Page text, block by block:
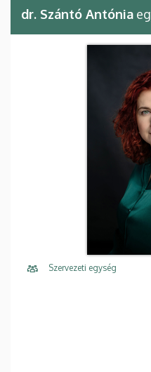
dr. Szántó Antónia
Szervezeti egység